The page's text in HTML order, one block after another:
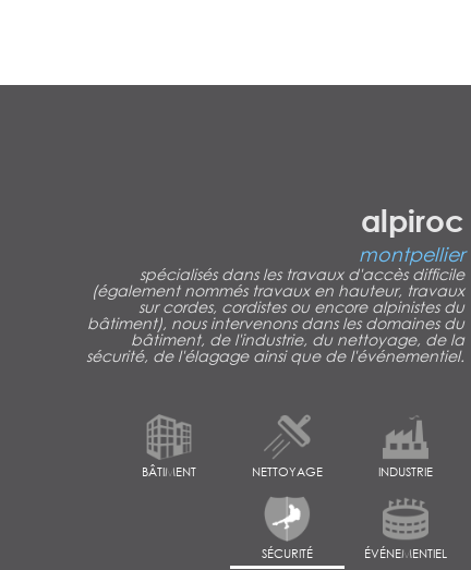
alpiroc
montpellier
spécialisés dans les travaux d'accès difficile
(également nommés travaux en hauteur, travaux
sur cordes, cordistes ou encore alpinistes du
bâtiment), nous intervenons dans les domaines du
bâtiment, de l'industrie, du nettoyage, de la
sécurité, de l'élagage ainsi que de l'événementiel.
BÂTIMENT NETTOYAGE INDUSTRIE
SÉCURITÉ ÉVÉNEMENTIEL